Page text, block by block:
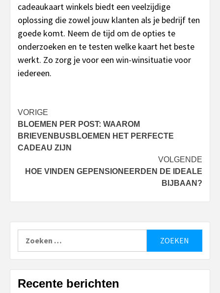
cadeaukaart winkels biedt een veelzijdige
oplossing die zowel jouw klanten als je bedrijf ten
goede komt. Neem de tijd om de opties te
onderzoeken en te testen welke kaart het beste
werkt. Zo zorg je voor een win-winsituatie voor
iedereen.
Bericht
navigatie
VORIGE
BLOEMEN PER POST: WAAROM
BRIEVENBUSBLOEMEN HET PERFECTE
CADEAU ZIJN
VOLGENDE
HOE VINDEN GEPENSIONEERDEN DE IDEALE
BIJBAAN?
naar:
Recente berichten